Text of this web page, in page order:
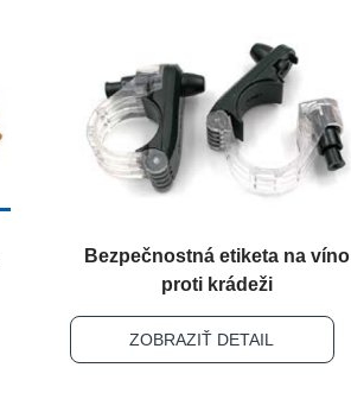
Bezpečnostná etiketa na víno
proti krádeži
ZOBRAZIŤ DETAIL